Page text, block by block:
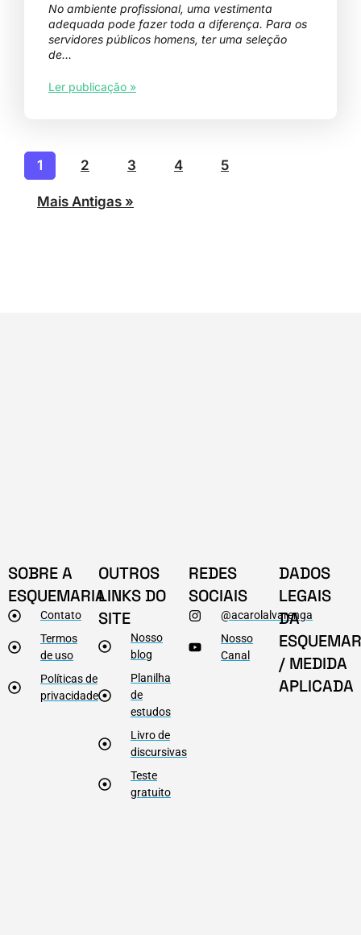
No ambiente profissional, uma vestimenta
adequada pode fazer toda a diferença. Para os
servidores públicos homens, ter uma seleção
de…
Ler publicação »
1 2 3 4 5
Mais Antigas »
SOBRE A
ESQUEMARIA
Contato
Termos
de uso
Políticas de
privacidade
OUTROS
LINKS DO
SITE
Nosso
blog
Planilha
de
estudos
Livro de
discursivas
Teste
gratuito
REDES
SOCIAIS
@acarolalvarenga
Nosso
Canal
DADOS
LEGAIS
DA
/ MEDIDA
APLICADA